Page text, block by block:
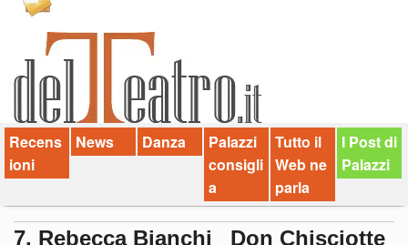
Chi siamo
Contatti
dT in English
Recens
ioni
News Danza
Palazzi
consigli
a
Tutto il
Web ne
parla
I Post di
Palazzi
7. Rebecca Bianchi_ Don Chisciotte